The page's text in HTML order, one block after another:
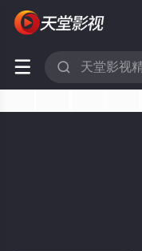
 